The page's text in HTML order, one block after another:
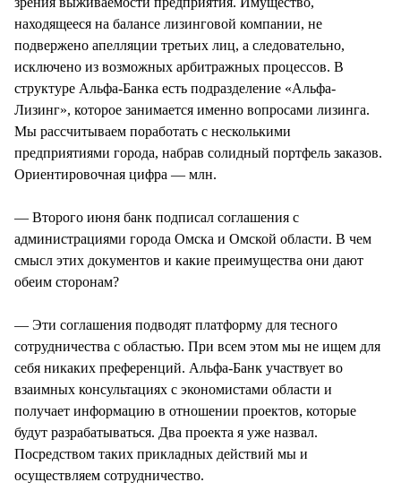
находящееся на балансе лизинговой компании, не
подвержено апелляции третьих лиц, а следовательно,
исключено из возможных арбитражных процессов. В
структуре Альфа-Банка есть подразделение «Альфа-
Лизинг», которое занимается именно вопросами лизинга.
Мы рассчитываем поработать с несколькими
предприятиями города, набрав солидный портфель заказов.
Ориентировочная цифра — млн.
— Второго июня банк подписал соглашения с
администрациями города Омска и Омской области. В чем
смысл этих документов и какие преимущества они дают
обеим сторонам?
— Эти соглашения подводят платформу для тесного
сотрудничества с областью. При всем этом мы не ищем для
себя никаких преференций. Альфа-Банк участвует во
взаимных консультациях с экономистами области и
получает информацию в отношении проектов, которые
будут разрабатываться. Два проекта я уже назвал.
Посредством таких прикладных действий мы и
осуществляем сотрудничество.